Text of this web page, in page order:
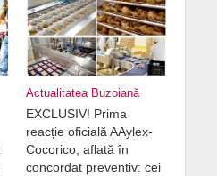
Actualitatea Buzoiană
EXCLUSIV! Prima
reacție oficială AAylex-
Cocorico, aflată în
concordat preventiv: cei